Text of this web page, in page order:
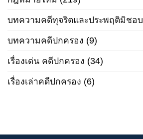
บทความคดีทุจริตและประพฤติมิชอบ
บทความคดีปกครอง (9)
เรื่องเด่น คดีปกครอง (34)
เรื่องเล่าคดีปกครอง (6)